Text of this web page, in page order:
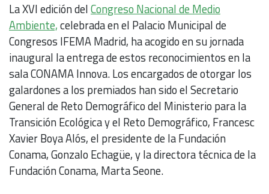
La XVI edición delCongreso Nacional de Medio
Ambiente,celebrada en el Palacio Municipal de
Congresos IFEMA Madrid, ha acogido en su jornada
inaugural la entrega de estos reconocimientos en la
sala CONAMA Innova. Los encargados de otorgar los
galardones a los premiados han sido el Secretario
General de Reto Demográfico del Ministerio para la
Transición Ecológica y el Reto Demográfico, Francesc
Xavier Boya Alós, el presidente de la Fundación
Conama, Gonzalo Echagüe, y la directora técnica de la
Fundación Conama, Marta Seone.